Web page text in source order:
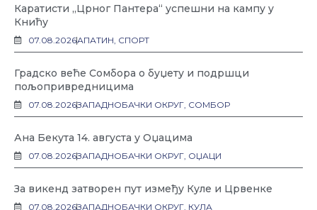
Каратисти „Црног Пантера“ успешни на кампу у
Книћу
07.08.2026АПАТИН, СПОРТ
Градско веће Сомбора о буџету и подршци
пољопривредницима
07.08.2026ЗАПАДНОБАЧКИ ОКРУГ, СОМБОР
Ана Бекута 14. августа у Оџацима
07.08.2026ЗАПАДНОБАЧКИ ОКРУГ, ОЏАЦИ
За викенд затворен пут између Куле и Црвенке
07.08.2026ЗАПАДНОБАЧКИ ОКРУГ, КУЛА